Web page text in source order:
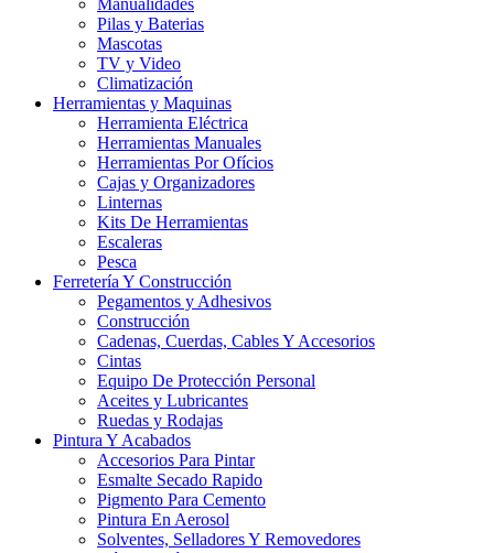
Manualidades
Pilas y Baterias
Mascotas
TV y Video
Climatización
Herramientas y Maquinas
Herramienta Eléctrica
Herramientas Manuales
Herramientas Por Ofícios
Cajas y Organizadores
Linternas
Kits De Herramientas
Escaleras
Pesca
Ferretería Y Construcción
Pegamentos y Adhesivos
Construcción
Cadenas, Cuerdas, Cables Y Accesorios
Cintas
Equipo De Protección Personal
Aceites y Lubricantes
Ruedas y Rodajas
Pintura Y Acabados
Accesorios Para Pintar
Esmalte Secado Rapido
Pigmento Para Cemento
Pintura En Aerosol
Solventes, Selladores Y Removedores